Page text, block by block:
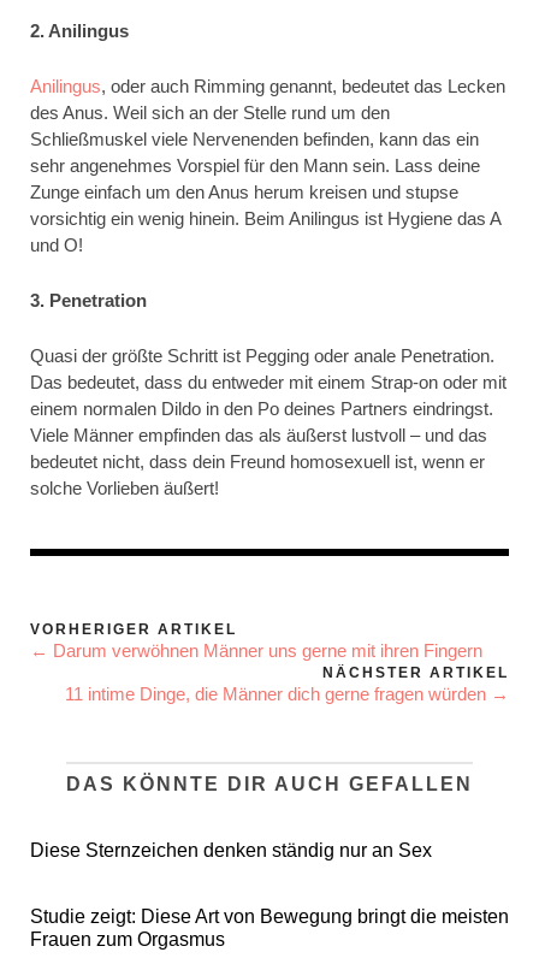
2. Anilingus
Anilingus, oder auch Rimming genannt, bedeutet das Lecken
des Anus. Weil sich an der Stelle rund um den
Schließmuskel viele Nervenenden befinden, kann das ein
sehr angenehmes Vorspiel für den Mann sein. Lass deine
Zunge einfach um den Anus herum kreisen und stupse
vorsichtig ein wenig hinein. Beim Anilingus ist Hygiene das A
und O!
3. Penetration
Quasi der größte Schritt ist Pegging oder anale Penetration.
Das bedeutet, dass du entweder mit einem Strap-on oder mit
einem normalen Dildo in den Po deines Partners eindringst.
Viele Männer empfinden das als äußerst lustvoll – und das
bedeutet nicht, dass dein Freund homosexuell ist, wenn er
solche Vorlieben äußert!
VORHERIGER ARTIKEL
← Darum verwöhnen Männer uns gerne mit ihren Fingern
NÄCHSTER ARTIKEL
11 intime Dinge, die Männer dich gerne fragen würden →
DAS KÖNNTE DIR AUCH GEFALLEN
Diese Sternzeichen denken ständig nur an Sex
Studie zeigt: Diese Art von Bewegung bringt die meisten
Frauen zum Orgasmus